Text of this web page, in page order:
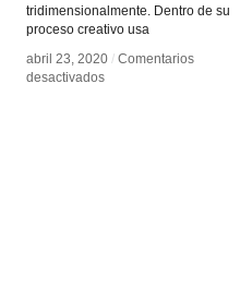
tridimensionalmente. Dentro de su
proceso creativo usa
abril 23, 2020 / Comentarios
desactivadosen
abril 23, 2020 / Comentarios
desactivadosen